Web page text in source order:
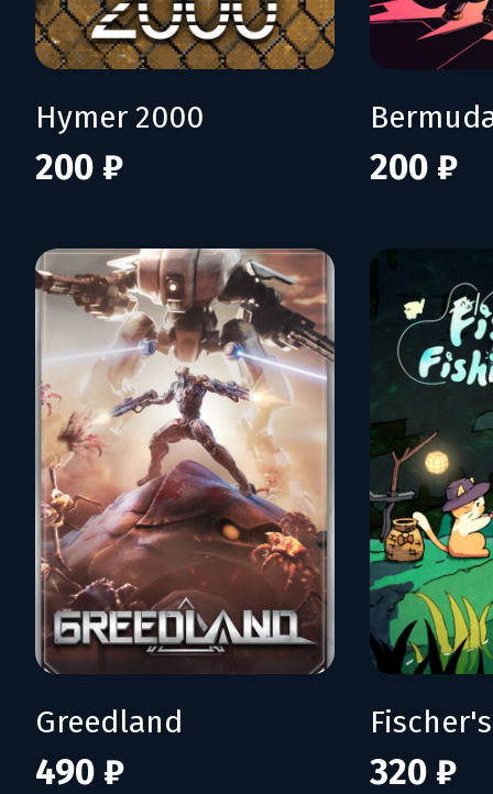
Hymer 2000
200 ₽ 200 ₽
Greedland
490 ₽ 320 ₽